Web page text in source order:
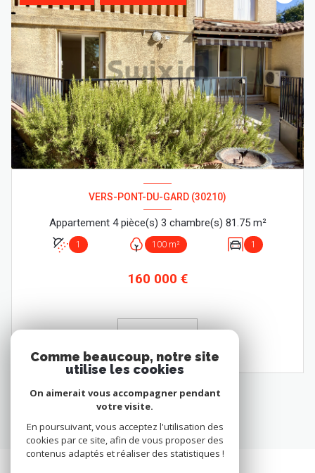
VERS-PONT-DU-GARD (30210)
Appartement 4 pièce(s) 3 chambre(s) 81.75 m²
1 100 m² 1
160 000 €
VOIR LE BIEN
Comme beaucoup, notre site
utilise les cookies
On aimerait vous accompagner pendant
votre visite.
En poursuivant, vous acceptez l'utilisation des
cookies par ce site, afin de vous proposer des
contenus adaptés et réaliser des statistiques !